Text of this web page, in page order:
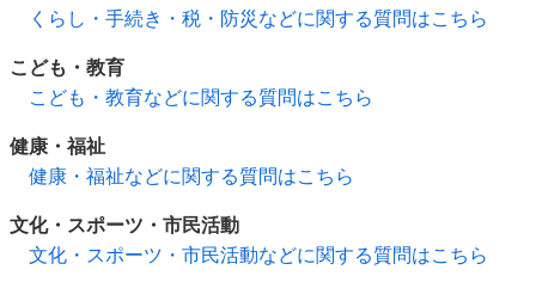
くらし・手続き・税・防災などに関する質問はこちら
こども・教育
こども・教育などに関する質問はこちら
健康・福祉
健康・福祉などに関する質問はこちら
文化・スポーツ・市民活動
文化・スポーツ・市民活動などに関する質問はこちら